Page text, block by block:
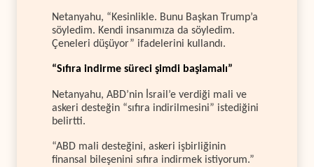
Netanyahu, “Kesinlikle. Bunu Başkan Trump’a
söyledim. Kendi insanımıza da söyledim.
Çeneleri düşüyor” ifadelerini kullandı.
“Sıfıra indirme süreci şimdi başlamalı”
Netanyahu, ABD’nin İsrail’e verdiği mali ve
askeri desteğin “sıfıra indirilmesini” istediğini
belirtti.
“ABD mali desteğini, askeri işbirliğinin
finansal bileşenini sıfıra indirmek istiyorum.”